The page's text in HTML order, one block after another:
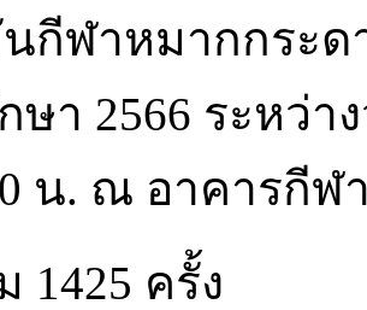
กีฬาหมากกระด
ษา 2566 ระหว่า
น. ณ อาคารกี
1425 ครั้ง